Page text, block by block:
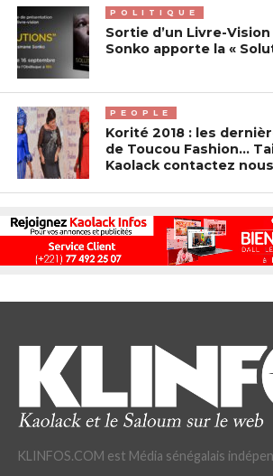
POLITIQUE
Sortie d’un Livre-
Sonko apporte la «
PEOPLE
Korité 2018 : les
de Toucou Fashion…
Kaolack contactez nous
KLINFOS.COM est Média sénégalais